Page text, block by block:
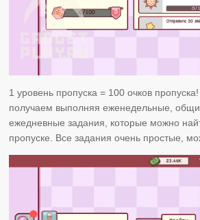
1 уровень пропуска = 100 очков
получаем выполняя еженедельные,
ежедневные задания, которые можно
пропуске. Все задания очень простые,